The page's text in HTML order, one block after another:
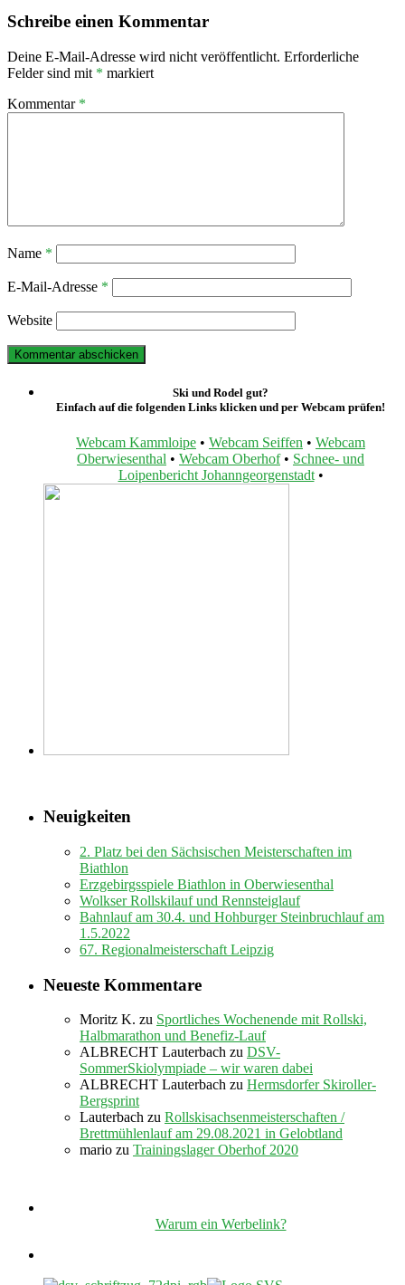
Schreibe einen Kommentar
Deine E-Mail-Adresse wird nicht veröffentlicht. Erforderliche
Felder sind mit * markiert
Kommentar *
Name *
E-Mail-Adresse *
Website
Ski und Rodel gut?
Einfach auf die folgenden Links klicken und per Webcam prüfen!
Webcam Kammloipe • Webcam Seiffen • Webcam
Oberwiesenthal • Webcam Oberhof• Schnee- und
Loipenbericht Johanngeorgenstadt•
Neuigkeiten
2. Platz bei den Sächsischen Meisterschaften im
Biathlon
Erzgebirgsspiele Biathlon in Oberwiesenthal
Wolkser Rollskilauf und Rennsteiglauf
Bahnlauf am 30.4. und Hohburger Steinbruchlauf am
1.5.2022
67. Regionalmeisterschaft Leipzig
Neueste Kommentare
Moritz K. zu Sportliches Wochenende mit Rollski,
Halbmarathon und Benefiz-Lauf
ALBRECHT Lauterbach zu DSV-
SommerSkiolympiade – wir waren dabei
ALBRECHT Lauterbach zu Hermsdorfer Skiroller-
Bergsprint
Lauterbach zu Rollskisachsenmeisterschaften /
Brettmühlenlauf am 29.08.2021 in Gelobtland
mario zu Trainingslager Oberhof 2020
Warum ein Werbelink?